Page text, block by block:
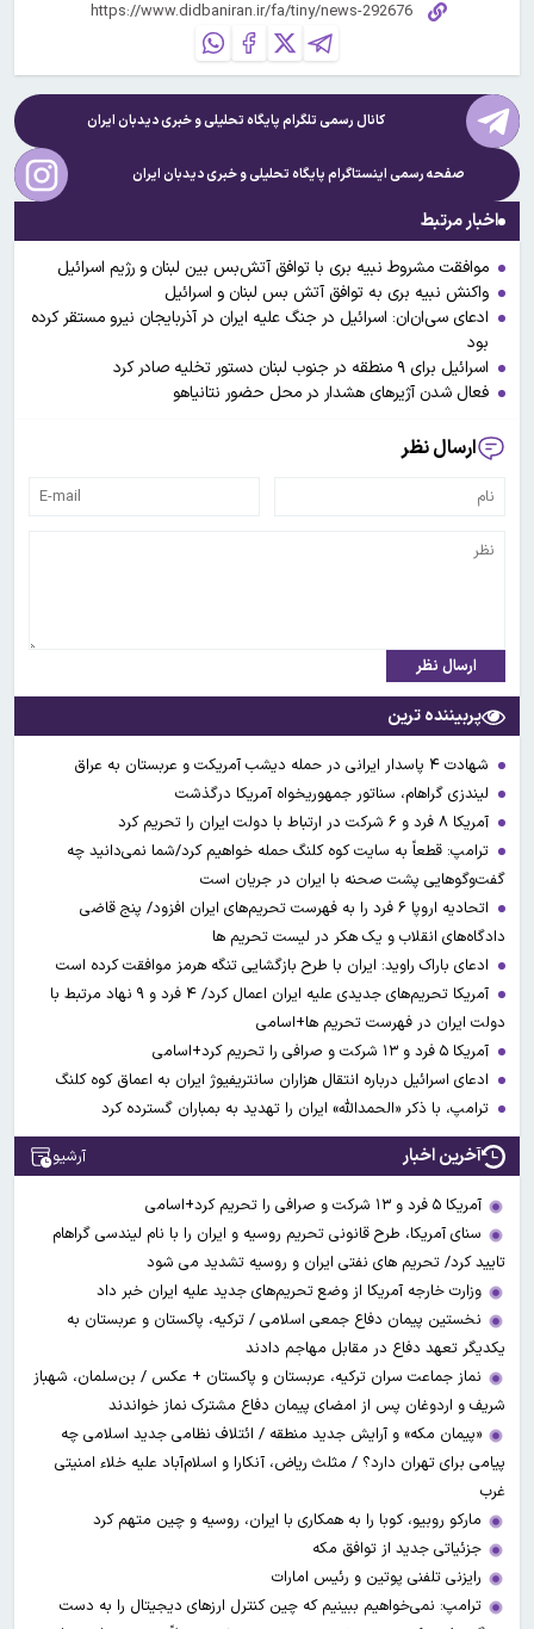
کانال رسمی تلگرام پایگاه تحلیلی و خبریدیدبان ایران
صفحه رسمی اینستاگرام پایگاه تحلیلی و خبریدیدبان ایران
اخبار مرتبط
موافقت مشروط نبیه بری با توافق آتش‌بس بین لبنان و رژیم اسرائیل
واکنش نبیه بری به توافق آتش بس لبنان و اسرائیل
ادعای سی‌ان‌ان: اسرائیل در جنگ علیه ایران در آذربایجان نیرو مستقر کرده
بود
اسرائیل برای ۹ منطقه در جنوب لبنان دستور تخلیه صادر کرد
فعال شدن آژیرهای هشدار در محل حضور نتانیاهو
ارسال نظر
ارسال نظر
پربیننده ترین
شهادت ۴ پاسدار ایرانی در حمله دیشب آمریکت و عربستان به عراق
لیندزی گراهام، سناتور جمهوریخواه آمریکا درگذشت
آمریکا ۸ فرد و ۶ شرکت در ارتباط با دولت ایران را تحریم کرد
ترامپ: قطعاً به سایت کوه کلنگ حمله خواهیم کرد/شما نمی‌دانید چه
گفت‌وگوهایی پشت صحنه با ایران در جریان است
اتحادیه اروپا ۶ فرد را به فهرست تحریم‌های ایران افزود/ پنج قاضی
دادگاه‌های انقلاب و یک هکر در لیست تحریم ها
ادعای باراک راوید: ایران با طرح بازگشایی تنگه هرمز موافقت کرده است
آمریکا تحریم‌های جدیدی علیه ایران اعمال کرد/ ۴ فرد و ۹ نهاد مرتبط با
دولت ایران در فهرست تحریم ها+اسامی
آمریکا ۵ فرد و ۱۳ شرکت و صرافی را تحریم کرد+اسامی
ادعای اسرائیل درباره انتقال هزاران سانتریفیوژ ایران به اعماق کوه کلنگ
ترامپ، با ذکر «الحمدالله» ایران را تهدید به بمباران گسترده کرد
آخرین اخبار آرشیو
آمریکا ۵ فرد و ۱۳ شرکت و صرافی را تحریم کرد+اسامی
سنای آمریکا، طرح قانونی تحریم روسیه و ایران را با نام لیندسی گراهام
تایید کرد/ تحریم های نفتی ایران و روسیه تشدید می شود
وزارت خارجه آمریکا از وضع تحریم‌های جدید علیه ایران خبر داد
نخستین پیمان دفاع جمعی اسلامی / ترکیه، پاکستان و عربستان به
یکدیگر تعهد دفاع در مقابل مهاجم دادند
نماز جماعت سران ترکیه، عربستان و پاکستان + عکس / بن‌سلمان، شهباز
شریف و اردوغان پس از امضای پیمان دفاع مشترک نماز خواندند
«پیمان مکه» و آرایش جدید منطقه / ائتلاف نظامی جدید اسلامی چه
پیامی برای تهران دارد؟ / مثلث ریاض، آنکارا و اسلام‌آباد علیه خلاء امنیتی
غرب
مارکو روبیو، کوبا را به همکاری با ایران، روسیه و چین متهم کرد
جزئیاتی جدید از توافق مکه
رایزنی تلفنی پوتین و رئیس امارات
ترامپ: نمی‌خواهیم ببینیم که چین کنترل ارز‌های دیجیتال را به دست